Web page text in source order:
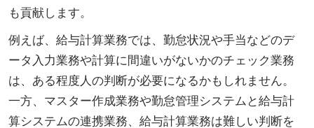
も貢献します。
例えば、給与計算業務では、勤怠状況や手当などのデ
ータ入力業務や計算に間違いがないかのチェック業務
は、ある程度人の判断が必要になるかもしれません。
一方、マスター作成業務や勤怠管理システムと給与計
算システムの連携業務、給与計算業務は難しい判断を